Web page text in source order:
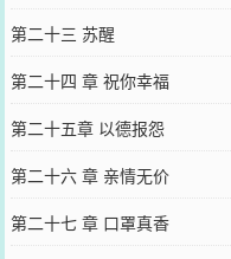
第二十三 苏醒
第二十四 章 祝你幸福
第二十五章 以德报怨
第二十六 章 亲情无价
第二十七 章 口罩真香